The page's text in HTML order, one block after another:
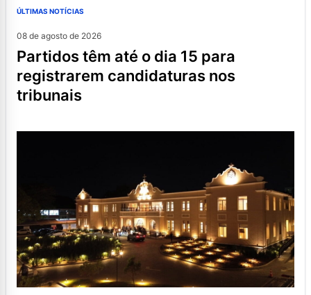
ÚLTIMAS NOTÍCIAS
08 de agosto de 2026
partidos têm até o dia 15 para
registrarem candidaturas nos
tribunais